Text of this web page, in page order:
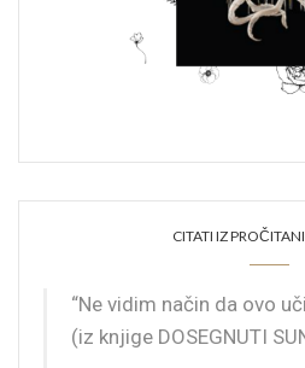
CITATI IZ
“Ne vidim način da ovo
(iz knjige DOSEGNUTI